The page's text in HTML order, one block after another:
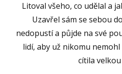
Litoval všeho, co udělal a
Uzavřel sám se sebou
nedopustí a půjde na své
lidí, aby už nikomu
cítila